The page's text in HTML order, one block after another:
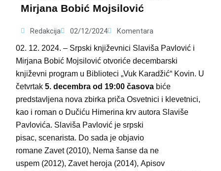
Mirjana Bobić Mojsilović
Redakcija 02/12/2024 Komentara
02. 12. 2024. – Srpski književnici Slaviša Pavlović i
Mirjana Bobić Mojsilović otvoriće decembarski
književni program u Biblioteci „Vuk Karadžić“ Kovin. U
četvrtak 5. decembra od 19:00 časova biće
predstavljena nova zbirka priča Osvetnici i klevetnici,
kao i roman o Dučiću Himerina krv autora Slaviše
Pavlovića. Slaviša Pavlović je srpski
pisac, scenarista. Do sada je objavio
romane Zavet (2010), Nema šanse da ne
uspem (2012), Zavet heroja (2014), Apisov